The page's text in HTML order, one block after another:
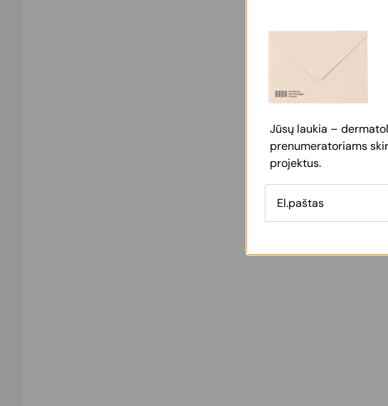
Jūsų laukia –
prenumeratoriams
projektus.